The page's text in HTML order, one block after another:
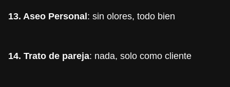
13. Aseo Personal : sin olores, todo bien
14. Trato de pareja: nada, solo como cliente